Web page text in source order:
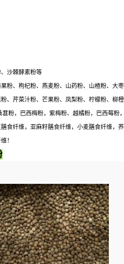
沙棘酵素粉等
粉、枸杞粉、燕麦粉、山药粉、山楂粉、
、芹菜汁粉、芒果粉、凤梨粉、柠檬粉、
粉，巴西梅粉，紫梅粉、越橘粉，巴西莓粉
食纤维，亚麻籽膳食纤维，小麦膳食纤维
！